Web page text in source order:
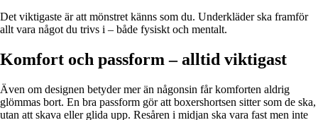
Det viktigaste är att mönstret känns som du. Underkläder ska framför
allt vara något du trivs i – både fysiskt och mentalt.
Komfort och passform – alltid viktigast
Även om designen betyder mer än någonsin får komforten aldrig
glömmas bort. En bra passform gör att boxershortsen sitter som de ska,
utan att skava eller glida upp. Resåren i midjan ska vara fast men inte